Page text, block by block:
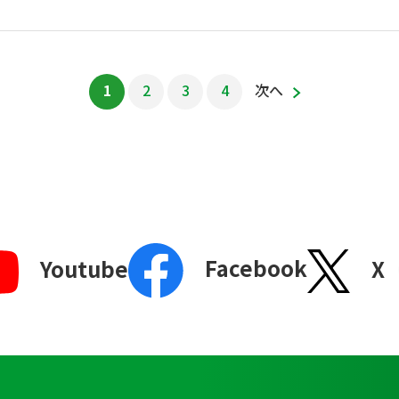
1 2 3 4 次へ
Youtube Facebook X